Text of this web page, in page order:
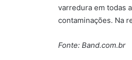
varredura em todas
contaminações. Na
Fonte: Band.com.br